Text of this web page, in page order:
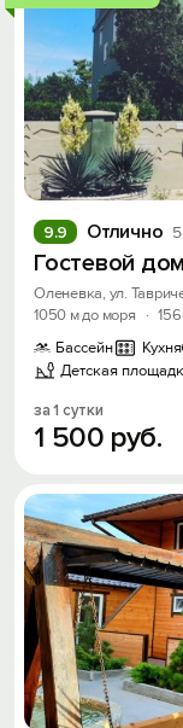
Отлично
9.9
Гостевой
Оленевка, ул.
1050 м до моря
·
Бассейн
Кухня
Детская
за 1 сутки
1 500 руб.